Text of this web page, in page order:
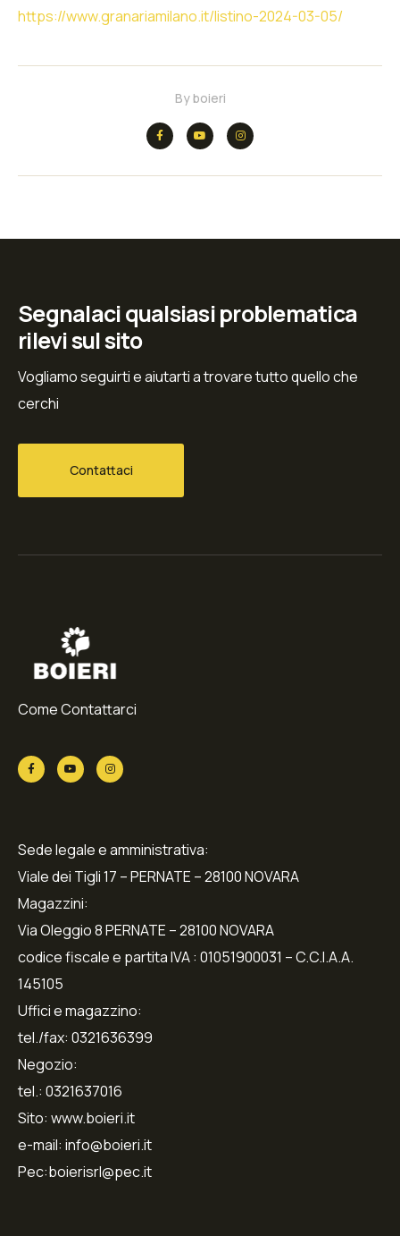
https://www.granariamilano.it/listino-2024-03-05/
Byboieri
Segnalaci qualsiasi problematica
rilevi sul sito
Vogliamo seguirti e aiutarti a trovare tutto quello che
cerchi
Contattaci
Come Contattarci
Sede legale e amministrativa:
Viale dei Tigli 17 – PERNATE – 28100 NOVARA
Magazzini:
Via Oleggio 8 PERNATE – 28100 NOVARA
codice fiscale e partita IVA : 01051900031 – C.C.I.A.A.
145105
Uffici e magazzino:
tel./fax: 0321636399
Negozio:
tel.: 0321637016
Sito: www.boieri.it
e-mail: info@boieri.it
Pec:boierisrl@pec.it